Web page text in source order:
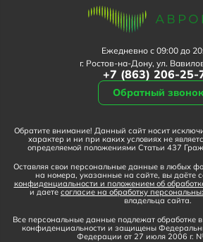
Ежедневно с 09:00 до
г. Ростов-на-Дону, ул.
+7 (863) 206-25-
Обратный звонок
Обратите внимание! Данный сайт носит
характер и ни при каких условиях не
определяемой положениями Статьи 437
Оставляя свои персональные данные в любых
на номера, указанные на сайте, вы даёте
конфиденциальности и положением об
и даете согласие на обработку
владельца сайта.
Все персональные данные подлежат обработке в
конфиденциальности и защищены
Федерации от 27 июля 2006 г.